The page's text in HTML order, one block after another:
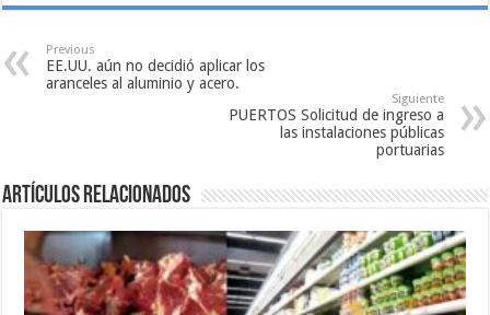
Previous
EE.UU. aún no decidió aplicar los
aranceles al aluminio y acero.
Siguiente
PUERTOS Solicitud de ingreso a
las instalaciones públicas
portuarias
Artículos relacionados